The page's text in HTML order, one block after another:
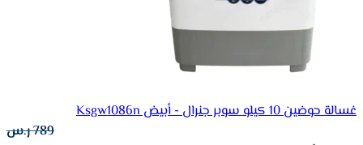
غسالة حوضين 10 كيلو سوبر جنرال - أبيض Ksgw1086n
789ر.س